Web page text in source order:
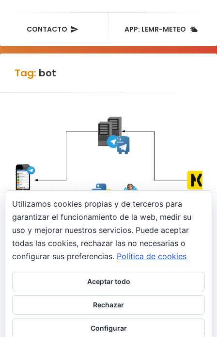
CONTACTO APP: LEMR-METEO
Tag: bot
10 abril, 2019
Bot Telegram para recibir notificaciones de
Check_mk
Bot Telegram para recibir notificaciones de
Check_mk En esta entrada voy a comentar el
proceso de configuración de un bot…
Utilizamos cookies propias y de terceros para
garantizar el funcionamiento de la web, medir su
uso y mejorar nuestros servicios. Puede aceptar
todas las cookies, rechazar las no necesarias o
configurar sus preferencias. Política de cookies
Aceptar todo
Rechazar
Configurar